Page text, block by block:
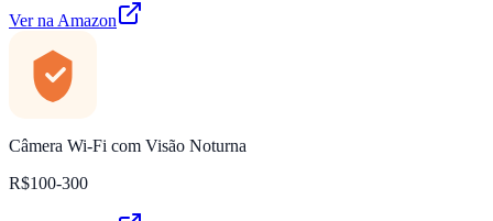
Ver na Amazon
Câmera Wi-Fi com Visão Noturna
R$100-300